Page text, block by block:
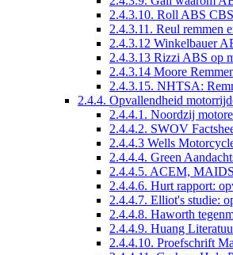
2.4.3.10. Roll ABS
2.4.3.11. Reul remmen
2.4.3.12 Winkelbauer
2.4.3.13 Rizzi ABS op
2.4.3.14 Moore
2.4.3.15. NHTSA:
2.4.4. Opvallendheid
2.4.4.1. Noordzij
2.4.4.2. SWOV
2.4.4.3 Wells
2.4.4.4. Green
2.4.4.5. ACEM,
2.4.4.6. Hurt rapport:
2.4.4.7. Elliot's studie:
2.4.4.8. Haworth
2.4.4.9. Huang
2.4.4.10. Proefschrift